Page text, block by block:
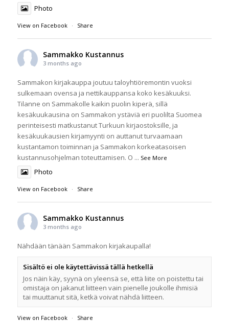
Photo
View on Facebook · Share
Sammakko Kustannus
3 months ago
Sammakon kirjakauppa joutuu taloyhtiöremontin vuoksi
sulkemaan ovensa ja nettikauppansa koko kesäkuuksi.
Tilanne on Sammakolle kaikin puolin kiperä, sillä
kesäkuukausina on Sammakon ystäviä eri puolilta Suomea
perinteisesti matkustanut Turkuun kirjaostoksille, ja
kesäkuukausien kirjamyynti on auttanut turvaamaan
kustantamon toiminnan ja Sammakon korkeatasoisen
kustannusohjelman toteuttamisen. O ... See More
Photo
View on Facebook · Share
Sammakko Kustannus
3 months ago
Nähdään tänään Sammakon kirjakaupalla!
Sisältö ei ole käytettävissä tällä hetkellä
Jos näin käy, syynä on yleensä se, että liite on poistettu tai
omistaja on jakanut liitteen vain pienelle joukolle ihmisiä
tai muuttanut sitä, ketkä voivat nähdä liitteen.
View on Facebook · Share